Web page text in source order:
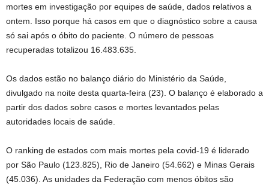
mortes em investigação por equipes de saúde, dados relativos a
ontem. Isso porque há casos em que o diagnóstico sobre a causa
só sai após o óbito do paciente. O número de pessoas
recuperadas totalizou 16.483.635.
Os dados estão no balanço diário do Ministério da Saúde,
divulgado na noite desta quarta-feira (23). O balanço é elaborado a
partir dos dados sobre casos e mortes levantados pelas
autoridades locais de saúde.
O ranking de estados com mais mortes pela covid-19 é liderado
por São Paulo (123.825), Rio de Janeiro (54.662) e Minas Gerais
(45.036). As unidades da Federação com menos óbitos são